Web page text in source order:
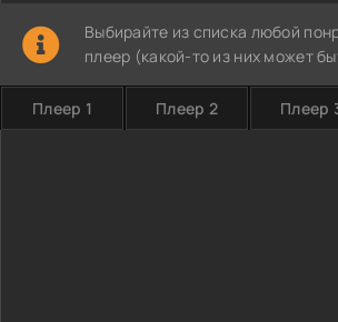
Выбирайте из списка любой
плеер (какой-то из них может
Плеер 1 Плеер 2 Плеер